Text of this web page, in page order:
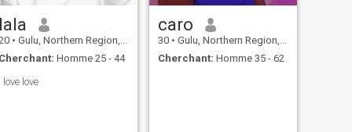
lala
• Gulu, Northern Region, Ouganda
Cherchant: Homme 25 - 44
I love love
caro
30 • Gulu, Northern Region, Ouganda
Cherchant: Homme 35 - 62